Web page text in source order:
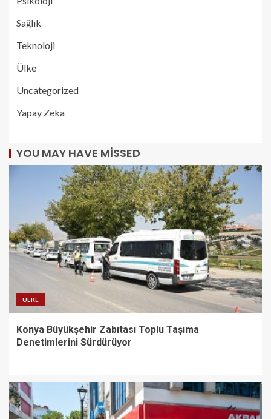
Sağlık
Teknoloji
Ülke
Uncategorized
Yapay Zeka
YOU MAY HAVE MISSED
ÜLKE
Konya Büyükşehir Zabıtası Toplu Taşıma
Denetimlerini Sürdürüyor